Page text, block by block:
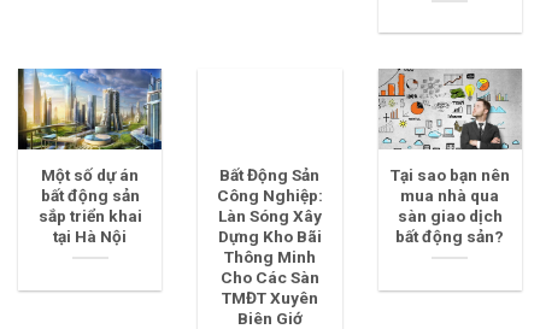
Một số dự án
bất động sản
sắp triển khai
tại Hà Nội
Bất Động Sản
Công Nghiệp:
Làn Sóng Xây
Dựng Kho Bãi
Thông Minh
Cho Các Sàn
TMĐT Xuyên
Biên Giớ
Tại sao bạn nên
mua nhà qua
sàn giao dịch
bất động sản?